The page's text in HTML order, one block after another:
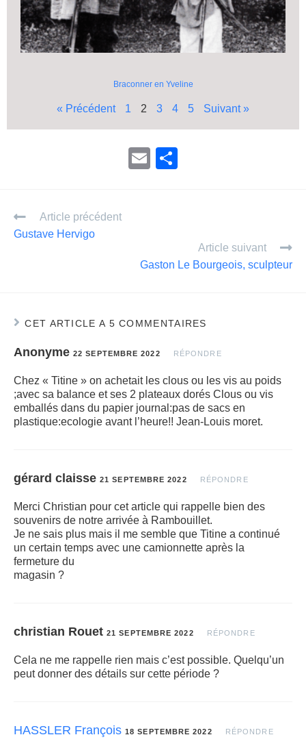
Braconner en Yveline
« Précédent 1 2 3 4 5 Suivant »
E
er
Article précédent
Gustave Hervigo
Article suivant
Gaston Le Bourgeois, sculpteur
CET ARTICLE A 5 COMMENTAIRES
Anonyme 22 SEPTEMBRE 2022 RÉPONDRE
Chez « Titine » on achetait les clous ou les vis au poids
;avec sa balance et ses 2 plateaux dorés Clous ou vis
emballés dans du papier journal:pas de sacs en
plastique:ecologie avant l’heure!! Jean-Louis moret.
gérard claisse 21 SEPTEMBRE 2022 RÉPONDRE
Merci Christian pour cet article qui rappelle bien des
souvenirs de notre arrivée à Rambouillet.
Je ne sais plus mais il me semble que Titine a continué
un certain temps avec une camionnette après la
fermeture du
magasin ?
christian Rouet 21 SEPTEMBRE 2022 RÉPONDRE
Cela ne me rappelle rien mais c’est possible. Quelqu’un
peut donner des détails sur cette période ?
HASSLER François 18 SEPTEMBRE 2022 RÉPONDRE